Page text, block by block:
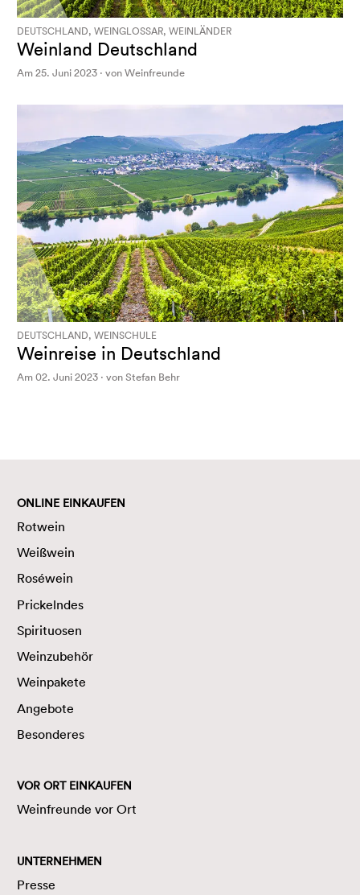
DEUTSCHLAND, WEINGLOSSAR, WEINLÄNDER
Weinland Deutschland
Am 25. Juni 2023 · von Weinfreunde
DEUTSCHLAND, WEINSCHULE
Weinreise in Deutschland
Am 02. Juni 2023 · von Stefan Behr
ONLINE EINKAUFEN
Rotwein
Weißwein
Roséwein
Prickelndes
Spirituosen
Weinzubehör
Weinpakete
Angebote
Besonderes
VOR ORT EINKAUFEN
Weinfreunde vor Ort
UNTERNEHMEN
Presse